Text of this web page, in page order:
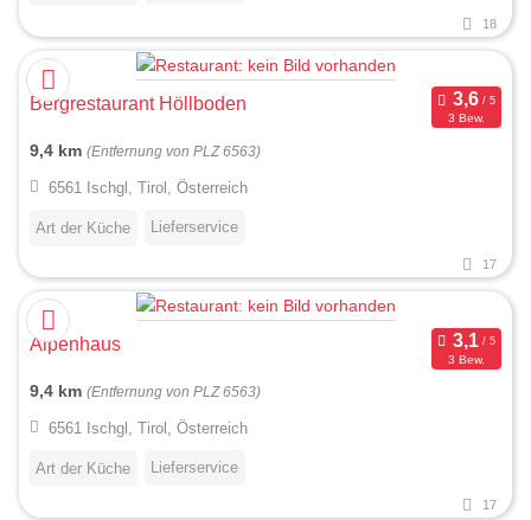
18
Bergrestaurant Höllboden
3 Bew.
9,4 km (Entfernung von PLZ 6563)
6561 Ischgl, Tirol, Österreich
Art der Küche Lieferservice
17
Alpenhaus
3 Bew.
9,4 km (Entfernung von PLZ 6563)
6561 Ischgl, Tirol, Österreich
Art der Küche Lieferservice
17